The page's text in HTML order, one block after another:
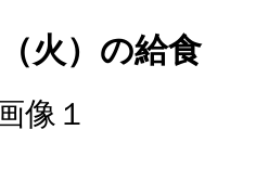
火）の給食